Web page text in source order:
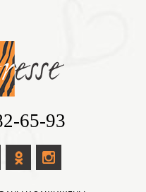
65-93